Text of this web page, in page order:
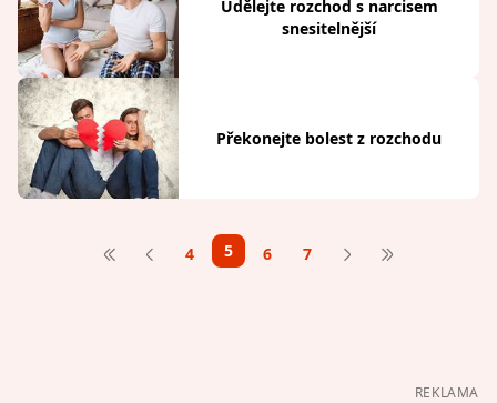
Udělejte rozchod s narcisem
snesitelnější
Překonejte bolest z rozchodu
4 5 6 7
REKLAMA